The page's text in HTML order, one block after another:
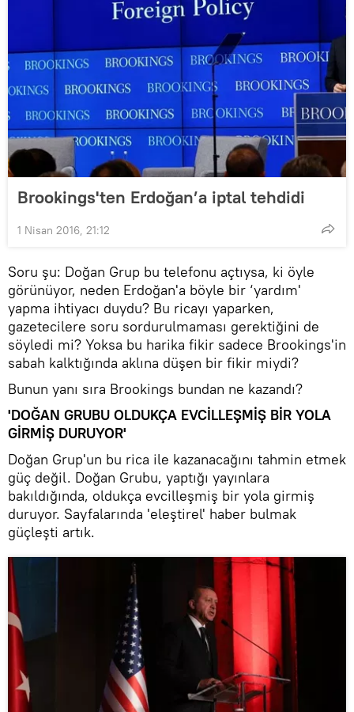
Brookings'ten Erdoğan’a iptal tehdidi
1 Nisan 2016, 21:12
Soru şu: Doğan Grup bu telefonu açtıysa, ki öyle
görünüyor, neden Erdoğan'a böyle bir ‘yardım'
yapma ihtiyacı duydu? Bu ricayı yaparken,
gazetecilere soru sordurulmaması gerektiğini de
söyledi mi? Yoksa bu harika fikir sadece Brookings'in
sabah kalktığında aklına düşen bir fikir miydi?
Bunun yanı sıra Brookings bundan ne kazandı?
'DOĞAN GRUBU OLDUKÇA EVCİLLEŞMİŞ BİR YOLA
GİRMİŞ DURUYOR'
Doğan Grup'un bu rica ile kazanacağını tahmin etmek
güç değil. Doğan Grubu, yaptığı yayınlara
bakıldığında, oldukça evcilleşmiş bir yola girmiş
duruyor. Sayfalarında 'eleştirel' haber bulmak
güçleşti artık.